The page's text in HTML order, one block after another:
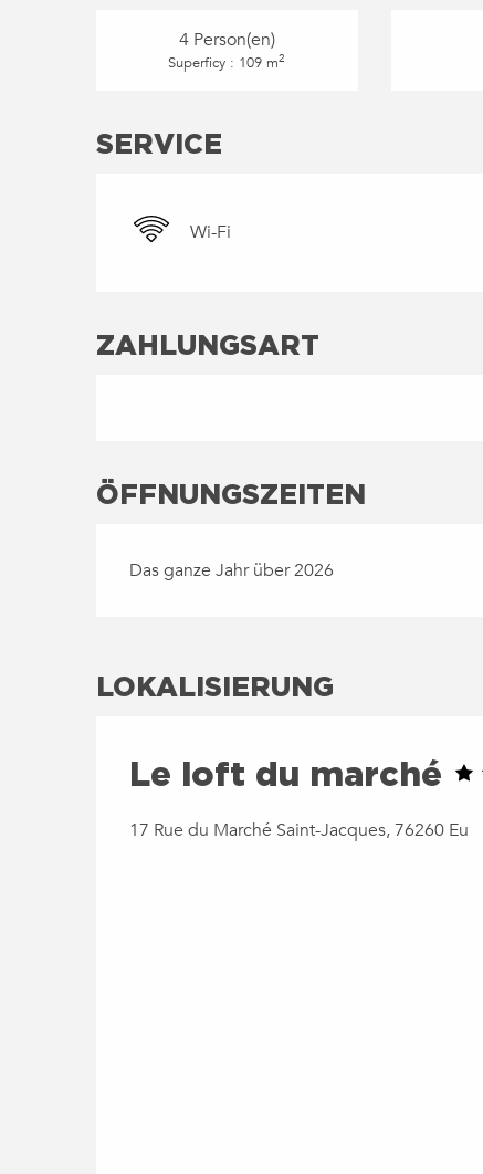
4 Person(en)
Superficy : 109 m2
SERVICE
Wi-Fi
ZAHLUNGSART
ÖFFNUNGSZEITEN
Das ganze Jahr über 2026
LOKALISIERUNG
Le loft du marché
17 Rue du Marché Saint-Jacques, 76260 Eu